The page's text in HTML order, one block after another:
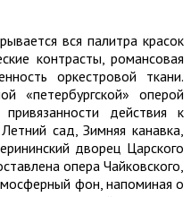
вся палитра красок
контрасты, романсовая
оркестровой ткани.
«петербургской» оперой
действия к
сад, Зимняя канавка,
дворец Царского
опера Чайковского,
фон, напоминая о